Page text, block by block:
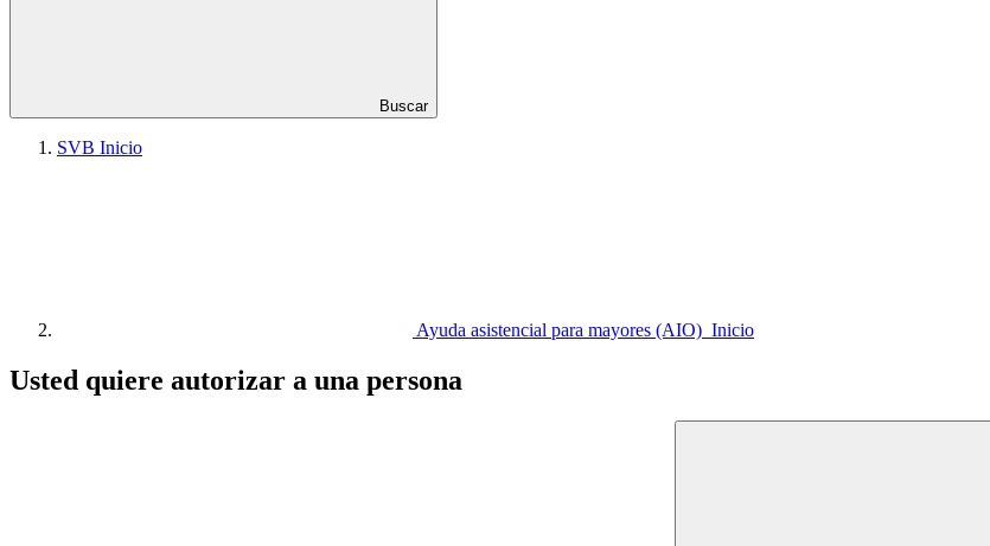
Buscar
SVB Inicio
Ayuda asistencial para mayores (AIO) Inicio
Usted quiere autorizar a una persona